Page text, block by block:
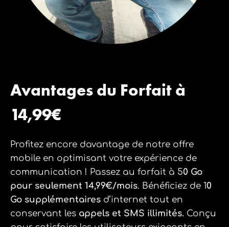
Avantages du Forfait à
14,99€
Profitez encore davantage de notre offre
mobile en optimisant votre expérience de
communication ! Passez au forfait à 50 Go
pour seulement 14,99€/mois. Bénéficiez de 10
Go supplémentaires d’internet tout en
conservant les appels et SMS illimités. Conçu